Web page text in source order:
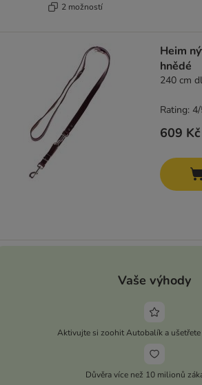
2 možností
Heim
hnědé
609 Kč
Rating:
Vaše výhody
Aktivujte si zoohit Autobalík a ušetřete
Důvěra více než 10 milionů